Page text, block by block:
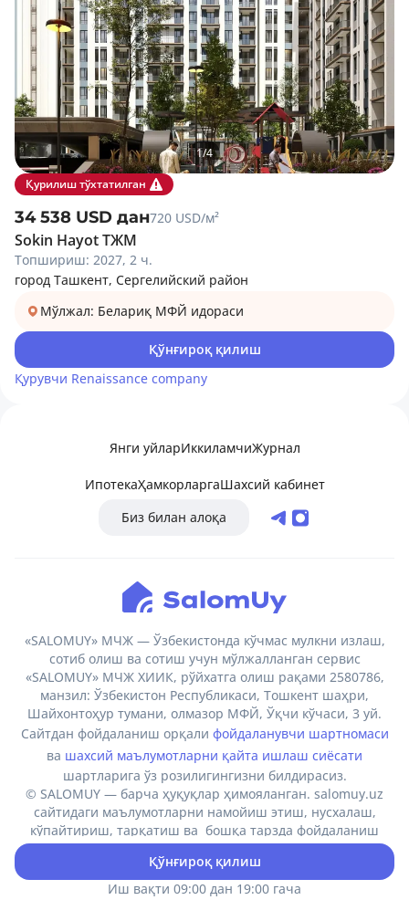
Қўнғироқ қилиш
Иш вақти 09:00 дан 19:00 гача
1/4
Қурилиш тўхтатилган
34 538 USD дан720 USD/м²
Sokin Hayot ТЖМ
Топшириш: 2027, 2 ч.
город Ташкент, Сергелийский район
Мўлжал: Белариқ МФЙ идораси
Қўнғироқ қилиш
Қурувчи Renaissance company
Янги уйларИккиламчиЖурнал
ИпотекаҲамкорларгаШахсий кабинет
Биз билан алоқа
«SALOMUY» МЧЖ — Ўзбекистонда кўчмас мулкни излаш,
сотиб олиш ва сотиш учун мўлжалланган сервис
«SALOMUY» МЧЖ ХИИК, рўйхатга олиш рақами 2580786,
манзил: Ўзбекистон Республикаси, Тошкент шаҳри,
Шайхонтоҳур тумани, олмазор МФЙ, Ўқчи кўчаси, 3 уй.
Сайтдан фойдаланиш орқали фойдаланувчи шартномаси
ва шахсий маълумотларни қайта ишлаш сиёсати
шартларига ўз розилигингизни билдирасиз.
© SALOMUY — барча ҳуқуқлар ҳимояланган. salomuy.uz
сайтидаги маълумотларни намойиш этиш, нусхалаш,
кўпайтириш, тарқатиш ва бошқа тарзда фойдаланиш
фақат ҳавола кўрсатилган ҳолда амалга оширилиши
мумкин.